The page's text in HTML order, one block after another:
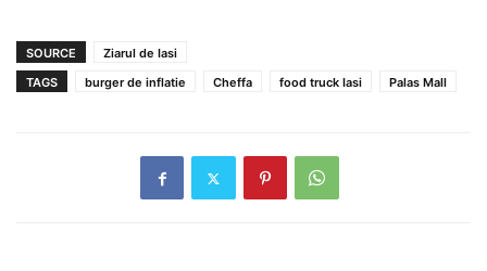
SOURCE
Ziarul de Iasi
TAGS
burger de inflatie Cheffa food truck Iasi Palas Mall